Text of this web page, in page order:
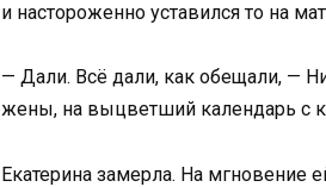
и настороженно уставился то на
— Дали. Всё дали, как обещали, —
жены, на выцветший календарь с
Екатерина замерла. На мгновение